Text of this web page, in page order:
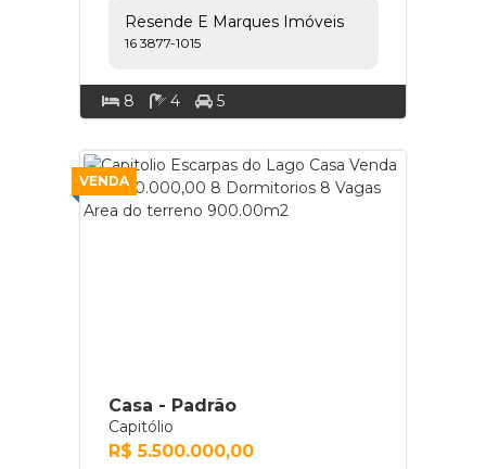
espaçosas, lavabo, sala ... Resende e
Marques Imóveis
Resende E Marques Imóveis
16 3877-1015
8 4 5
VENDA
Casa - Padrão
Capitólio
R$ 5.500.000,00